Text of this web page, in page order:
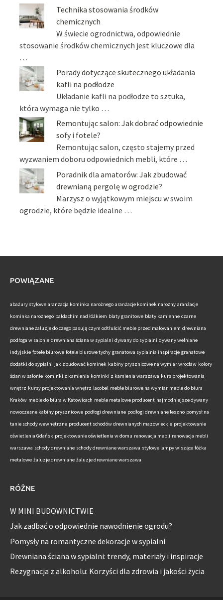
Technika stosowania środków
chemicznych
W świecie ogrodnictwa, odpowiednie
stosowanie środków chemicznych jest kluczowe dla
…
Porady dotyczące skutecznego układania
kafli na podłodze
Układanie kafli na podłodze to sztuka,
która wymaga nie tylko …
Remontując salon: Jak dobrać odpowiednie
sofy i fotele?
Remontując salon, często stajemy przed
wyzwaniem doboru odpowiednich mebli, które …
Poradnik dla amatorów: Jak zbudować
drewnianą pergolę w ogrodzie?
Marzysz o wyjątkowym miejscu w swoim
ogrodzie, które będzie idealne …
POWIĄZANE
abażury stylowe aranżacja kominka narożnego aranżacje kominek narożny aranżacje
kominka narożnego baldachim nad łóżkiem blaty granitowe blaty kamienne czarne
drewniane żaluzje do czego pasują czym odtłuścić meble przed malowaniem drewniana
podłoga w salonie drewniana ściana w sypialni dywany do sypialni dywany wełniane
indyjskie fotele biurowe fotele biurowe tychy granatowa sypialnia inspiracje granatowe
dodatki do sypialni jak zbudować kominek kabiny prysznicowe na wymiar wrocław kolory
ścian w salonie kominki z kamienia kominki z kamienia warszawa kurs projektowania
wnętrz kursy projektowania wnętrz lacobel meble biurowe na wymiar meble do biura
Kraków meble do biura w Katowicach meble metalowe producent najmodniejsze dywany
nowoczesne kabiny prysznicowe podłogi drewniane podłogi drewniane leszno pomysł na
tanie schody wewnętrzne producent schodów drewnianych mazowieckie projektowanie
oświetlenia Gdańsk projektowanie oświetlenia w domu renowacja mebli renowacja mebli
warszawa schody drewniane schody drewniane warszawa stylowe lampy wiszące łóżka
metalowe żaluzje drewniane żaluzje drewniane warszawa
RÓŻNE
W MINI BUDOWNICTWIE
Jak zadbać o odpowiednie nawodnienie ogrodu?
Pomysły na romantyczne dekoracje w sypialni
Drewniana ściana w sypialni: trendy, materiały i inspiracje
Rezygnacja z alkoholu: Korzyści dla zdrowia i jakości życia